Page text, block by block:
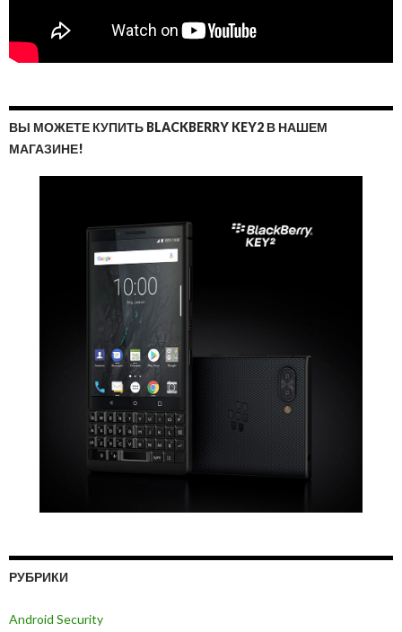
ВЫ МОЖЕТЕ КУПИТЬ BLACKBERRY KEY2 В НАШЕМ
МАГАЗИНЕ!
РУБРИКИ
Android Security